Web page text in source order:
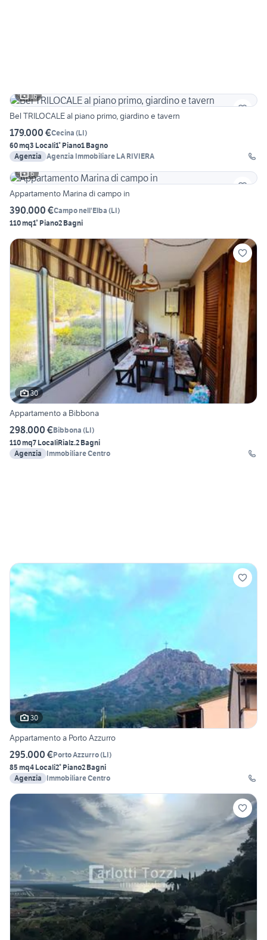
16
Bel TRILOCALE al piano primo, giardino e tavern
179.000 €Cecina (LI)
60 mq3 Locali1° Piano1 Bagno
Agenzia Agenzia Immobiliare LA RIVIERA
6
Appartamento Marina di campo in
390.000 €Campo nell'Elba (LI)
110 mq1° Piano2 Bagni
30
Appartamento a Bibbona
298.000 €Bibbona (LI)
110 mq7 LocaliRialz.2 Bagni
Agenzia
Immobiliare Centro
30
Appartamento a Porto Azzurro
295.000 €Porto Azzurro(LI)
85 mq4 Locali2° Piano2 Bagni
Agenzia
Immobiliare Centro